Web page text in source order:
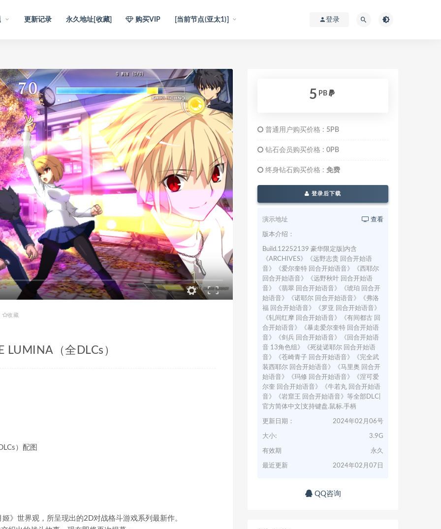
更新记录 永久地址[收藏] 购买VIP [当前节点(亚太1)] 登录
收藏
LUMINA（全DLCs）
》世界观，所呈现出的2D对战格斗游戏系列最新作。
5 PB
普通用户购买价格 : 5PB
钻石会员购买价格 : 0PB
终身钻石购买价格 : 免费
登录后下载
演示地址 查看
版本介绍：
Build.12252139 豪华限定版|内含
《ARCHIVES》《远野志贵 回合开始语
音》《爱尔奎特 回合开始语音》《西耶尔
回合开始语音》《远野秋叶 回合开始语
音》《翡翠 回合开始语音》《琥珀 回合开
始语音》《诺耶尔 回合开始语音》《弗洛
福 回合开始语音》《罗亚 回合开始语音》
《轧间红摩 回合开始语音》《有间都古 回
合开始语音》《暴走爱尔奎特 回合开始语
音》《剑兵 回合开始语音》《回合开始语
音 13角色组》《死徒诺耶尔 回合开始语
音》《苍崎青子 回合开始语音》《完全武
装西耶尔 回合开始语音》《马里奥 回合开
始语音》《玛修 回合开始语音》《涅可爱
尔奎 回合开始语音》《牛若丸 回合开始语
音》《岩窟王 回合开始语音》等全部DLC|
官方简体中文|支持键盘.鼠标.手柄
更新日期： 2024年02月06号
大小: 3.9G
有效期 永久
最近更新 2024年02月07日
QQ咨询